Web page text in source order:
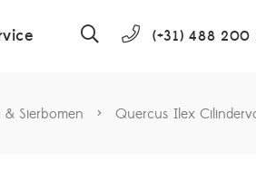
(+31) 488
& Sierbomen > Quercus Ilex